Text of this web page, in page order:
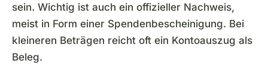
sein. Wichtig ist auch ein offizieller Nachweis,
meist in Form einer Spendenbescheinigung. Bei
kleineren Beträgen reicht oft ein Kontoauszug als
Beleg.